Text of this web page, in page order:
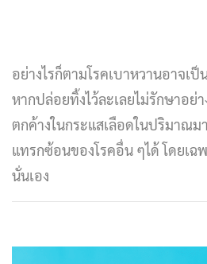
อย่างไรก็ตามโรคเบาหวานอาจเป็
หากปล่อยทิ้งไว้ละเลยไม่รักษาอย่
ตกค้างในกระแสเลือดในปริมาณม
แทรกซ้อนของโรคอื่น ๆได้ โดยเฉ
นั่นเอง